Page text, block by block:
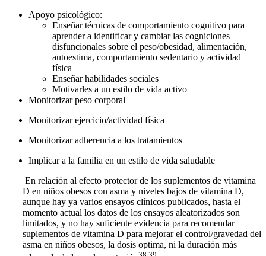
Apoyo psicológico:
Enseñar técnicas de comportamiento cognitivo para
aprender a identificar y cambiar las cogniciones
disfuncionales sobre el peso/obesidad, alimentación,
autoestima, comportamiento sedentario y actividad
física
Enseñar habilidades sociales
Motivarles a un estilo de vida activo
Monitorizar peso corporal
Monitorizar ejercicio/actividad física
Monitorizar adherencia a los tratamientos
Implicar a la familia en un estilo de vida saludable
En relación al efecto protector de los suplementos de vitamina
D en niños obesos con asma y niveles bajos de vitamina D,
aunque hay ya varios ensayos clínicos publicados, hasta el
momento actual los datos de los ensayos aleatorizados son
limitados, y no hay suficiente evidencia para recomendar
suplementos de vitamina D para mejorar el control/gravedad del
asma en niños obesos, la dosis optima, ni la duración más